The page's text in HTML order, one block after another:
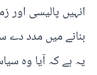
انہیں پالیسی اور
بنانے میں مدد دے
یہ ہے کہ آیا وہ